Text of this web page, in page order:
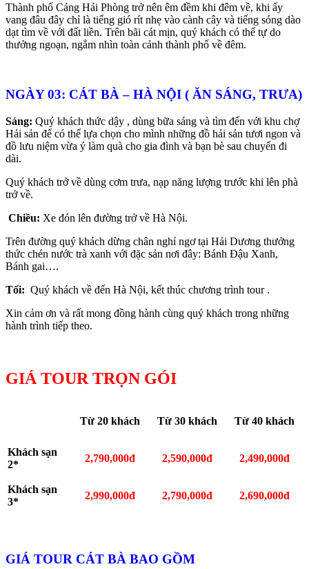
Thành phố Cảng Hải Phòng trở nên êm đềm khi đêm về, khi ấy
vang đâu đây chỉ là tiếng gió rít nhẹ vào cành cây và tiếng sóng dào
dạt tìm về với đất liền. Trên bãi cát mịn, quý khách có thể tự do
thưởng ngoạn, ngắm nhìn toàn cảnh thành phố về đêm.
NGÀY 03: CÁT BÀ – HÀ NỘI ( ĂN SÁNG, TRƯA)
Sáng: Quý khách thức dậy , dùng bữa sáng và tìm đến với khu chợ
Hải sản để có thể lựa chọn cho mình những đồ hải sản tươi ngon và
đồ lưu niệm vừa ý làm quà cho gia đình và bạn bè sau chuyến đi
dài.
Quý khách trở về dùng cơm trưa, nạp năng lượng trước khi lên phà
trở về.
Chiều: Xe đón lên đường trở về Hà Nội.
Trên đường quý khách dừng chân nghỉ ngơ tại Hải Dương thưởng
thức chén nước trà xanh với đặc sản nơi đây: Bánh Đậu Xanh,
Bánh gai….
Tối: Quý khách về đến Hà Nội, kết thúc chương trình tour .
Xin cảm ơn và rất mong đồng hành cùng quý khách trong những
hành trình tiếp theo.
GIÁ TOUR TRỌN GÓI
Từ 20 khách Từ 30 khách Từ 40 khách
Khách sạn
2*
2,790,000đ 2,590,000đ 2,490,000đ
Khách sạn
3*
2,990,000đ 2,790,000đ 2,690,000đ
GIÁ TOUR CÁT BÀ BAO GỒM